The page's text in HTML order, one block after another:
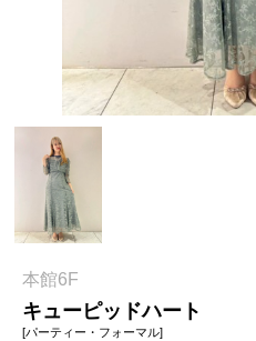
本館6F
キューピッドハート
[パーティー・フォーマル]